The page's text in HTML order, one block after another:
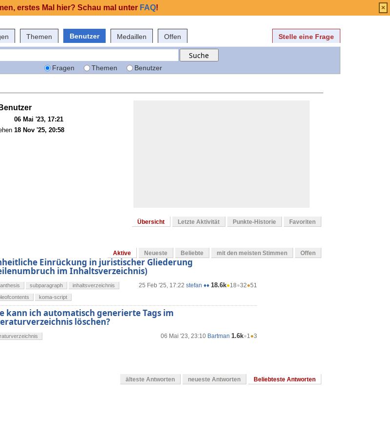
Themen Benutzer Medaillen Offen Stelle eine Frage
Fragen Themen Benutzer
06 Mai '23, 17:21
18 Nov '25, 20:58
Übersicht Letzte Aktivität Punkte-Historie Favoriten
Aktive Neueste Beliebte mit den meisten Stimmen Offen
Einrückung in juristischer Gliederung
im Inhaltsverzeichnis)
25 Feb '25, 17:22 stefan ♦♦ 18.6k●18●32●51
subparagraph
inhaltsverzeichnis
koma-script
kann ich automatisch generierte Tags im
löschen?
06 Mai '23, 23:10 Bartman 1.6k●1●3
älteste Antworten neueste Antworten Beliebteste Antworten
erstes Mal hier? Schau mal unter FAQ! ×